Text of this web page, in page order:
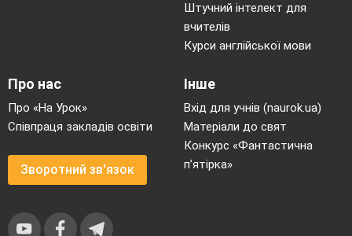
Штучний інтелект для
вчителів
Курси англійської мови
Про нас
Про «На Урок»
Співпраця закладів освіти
Зворотний зв'язок
Інше
Вхід для учнів (naurok.ua)
Матеріали до свят
Конкурс «Фантастична
п’ятірка»